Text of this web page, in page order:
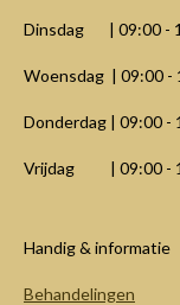
Dinsdag | 09:00 -
Woensdag | 09:00 -
Donderdag | 09:00 -
Vrijdag | 09:00 -
Handig & informatie
Behandelingen